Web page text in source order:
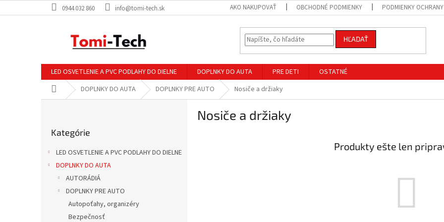
na
0944 032 860 info@tomi-tech.sk AKO NAKUPOVAŤ OBCHODNÉ PODMIENKY PODMIENKY OCHRANY
HĽADAŤ
LED OSVETLENIE A PVC PODLAHY DO DIELNE DOPLNKY DO AUTA PRE DETI
OSTATNÉ
DomovDOPLNKY DO AUTA DOPLNKY PRE AUTO Nosiče a držiaky
kategórie
Kategórie
LED OSVETLENIE A PVC PODLAHY DO DIELNE
DOPLNKY DO AUTA
AUTORÁDIÁ
DOPLNKY PRE AUTO
Autopoťahy, organizéry
Bezpečnosť
Nosiče a držiaky
Produkty ešte len